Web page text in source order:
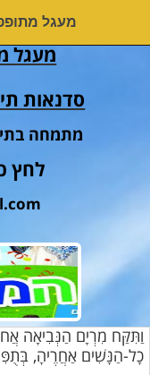
מעגל
מעגל
סדנאות
מתמחה
לחץ כאן 052/
וַתִּקַּח מִרְיָם הַנְּבִיאָה
כָל-הַנָּשִׁים אַחֲרֶיהָ,